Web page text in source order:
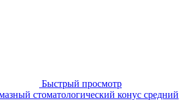
Быстрый просмотр
стоматологический конус средний